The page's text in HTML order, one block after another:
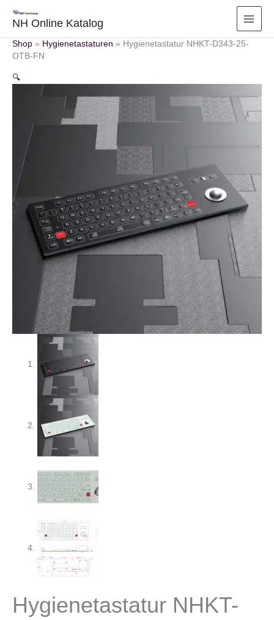
Inhalt
springen
NH Online Katalog
Shop » Hygienetastaturen » Hygienetastatur NHKT-D343-25-
OTB-FN
🔍
Hygienetastatur NHKT-